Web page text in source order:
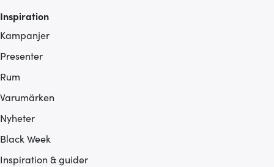
Inspiration
Kampanjer
Presenter
Rum
Varumärken
Nyheter
Black Week
Inspiration & guider